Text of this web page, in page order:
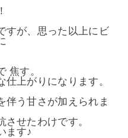
すが、思った以上にビ
焦す。
上がりになります。
伴う甘さが加えられま
せたわけです。
ます♪